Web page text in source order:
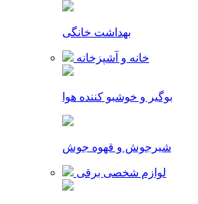
بهداشت خانگی
خانه و آشپزخانه
بوگیر و خوشبو کننده هوا
شیرجوش و قهوه جوش
لوازم شخصی برقی